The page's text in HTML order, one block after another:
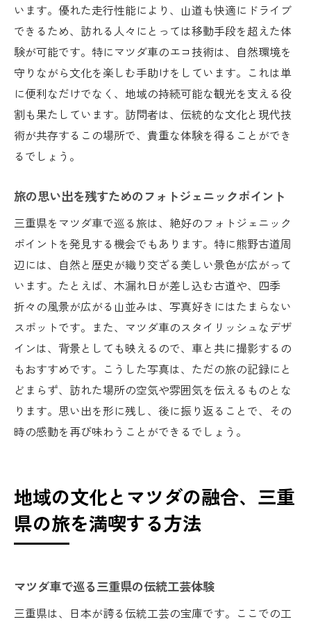
います。優れた走行性能により、山道も快適にドライブ
できるため、訪れる人々にとっては移動手段を超えた体
験が可能です。特にマツダ車のエコ技術は、自然環境を
守りながら文化を楽しむ手助けをしています。これは単
に便利なだけでなく、地域の持続可能な観光を支える役
割も果たしています。訪問者は、伝統的な文化と現代技
術が共存するこの場所で、貴重な体験を得ることができ
るでしょう。
旅の思い出を残すためのフォトジェニックポイント
三重県をマツダ車で巡る旅は、絶好のフォトジェニック
ポイントを発見する機会でもあります。特に熊野古道周
辺には、自然と歴史が織り交ざる美しい景色が広がって
います。たとえば、木漏れ日が差し込む古道や、四季
折々の風景が広がる山並みは、写真好きにはたまらない
スポットです。また、マツダ車のスタイリッシュなデザ
インは、背景としても映えるので、車と共に撮影するの
もおすすめです。こうした写真は、ただの旅の記録にと
どまらず、訪れた場所の空気や雰囲気を伝えるものとな
ります。思い出を形に残し、後に振り返ることで、その
時の感動を再び味わうことができるでしょう。
地域の文化とマツダの融合、三重
県の旅を満喫する方法
マツダ車で巡る三重県の伝統工芸体験
三重県は、日本が誇る伝統工芸の宝庫です。ここでの工